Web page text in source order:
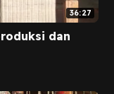
36:27
dan